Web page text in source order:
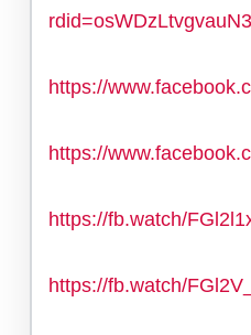
https://
https://
https://fb.watch/
https://fb.watch/